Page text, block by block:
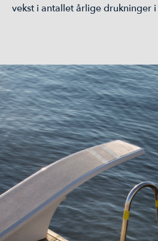
vekst i antallet årlige drukninger